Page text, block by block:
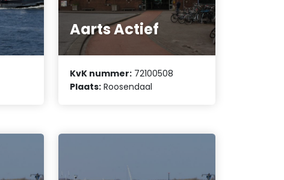
Aarts Actief
KvK nummer: 72100508
Plaats: Roosendaal